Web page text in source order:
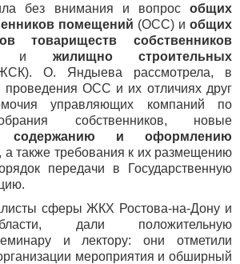
без внимания и вопрос общих
помещений (ОСС) и общих
товариществ собственников
и жилищно строительных
О. Яндыева рассмотрела, в
проведения ОСС и их отличиях друг
управляющих компаний по
собственников, новые
содержанию и оформлению
, а также требования к их размещению
передачи в Государственную
сферы ЖКХ Ростова-на-Дону и
дали положительную
и лектору: они отметили
мероприятия и обширный